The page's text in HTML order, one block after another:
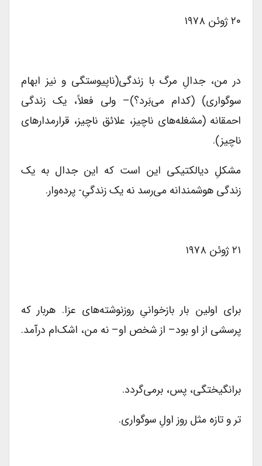
۲۰ ژوئن ۱۹۷۸
در من، جدالِ مرگ با زندگی(ناپیوستگی و نیز ابهام
سوگواری) (کدام می‌بَرد؟)– ولی فعلاً، یک زندگی
احمقانه (مشغله‌های ناچیز، علائق ناچیز، قرارمدارهای
ناچیز).
مشکلِ دیالکتیکی این است که این جدال به یک
زندگی هوشمندانه می‌رسد نه یک زندگیِ- پرده‌وار.
۲۱ ژوئن ۱۹۷۸
برای اولین بار بازخوانیِ روزنوشته‌های عزا. هربار که
پرسشی از او بود– از شخص او– نه من، اشک‌ام در‌آمد.
برانگیختگی، پس، برمی‌گردد.
تر و تازه مثل روز اولِ سوگواری.